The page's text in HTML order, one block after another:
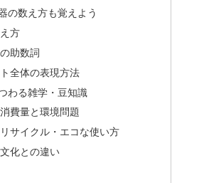
の数え方も覚えよう
方
助数詞
全体の表現方法
わる雑学・豆知識
費量と環境問題
サイクル・エコな使い方
化との違い